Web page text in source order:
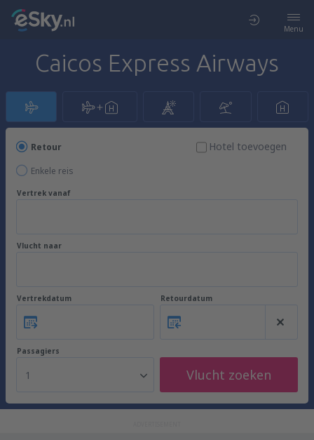
Menu
Caicos Express Airways
Retour
Enkele reis
Hotel toevoegen
Vertrek vanaf
Vlucht naar
Vertrekdatum Retourdatum
Passagiers
1 Vlucht zoeken